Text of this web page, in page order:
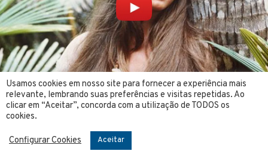
Usamos cookies em nosso site para fornecer a experiência mais
relevante, lembrando suas preferências e visitas repetidas. Ao
clicar em “Aceitar”, concorda com a utilização de TODOS os
cookies.
Configurar Cookies Aceitar